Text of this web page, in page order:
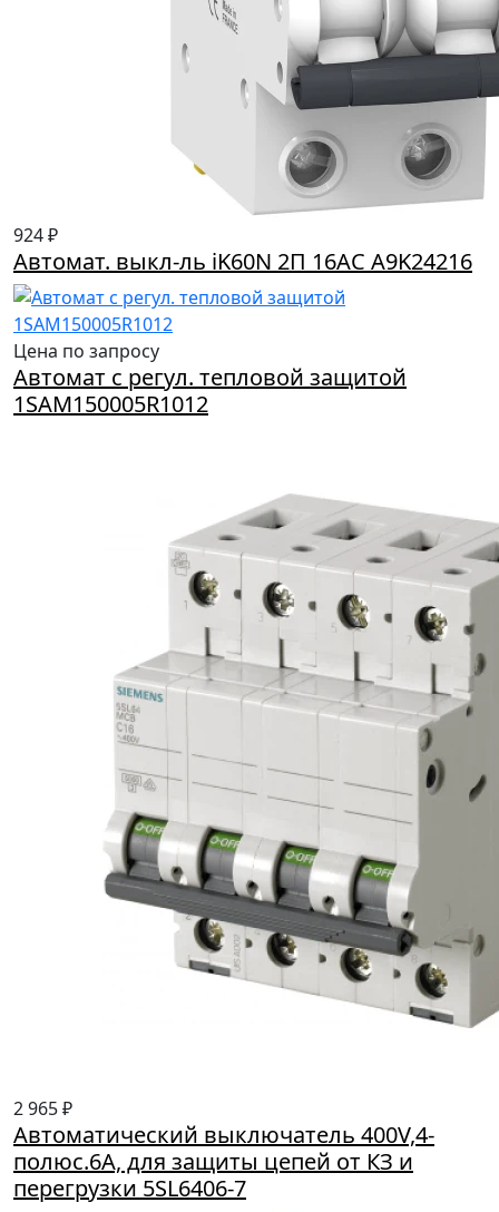
924 ₽
Автомат. выкл-ль iK60N 2П 16AC A9K24216
Цена по запросу
Автомат с регул. тепловой защитой
1SAM150005R1012
2 965 ₽
Автоматический выключатель 400V,4-
полюс.6A, для защиты цепей от КЗ и
перегрузки 5SL6406-7